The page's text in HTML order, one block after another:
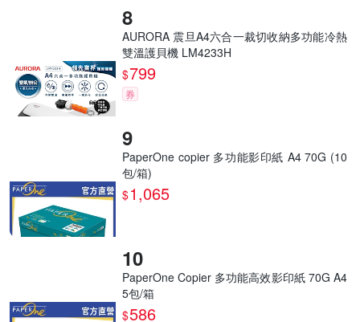
AURORA 震旦A4六合一裁切收納多功能冷熱
雙溫護貝機 LM4233H
$799
券
PaperOne copier 多功能影印紙 A4 70G (10
包/箱)
$1,065
PaperOne Copier 多功能高效影印紙 70G A4
5包/箱
$586